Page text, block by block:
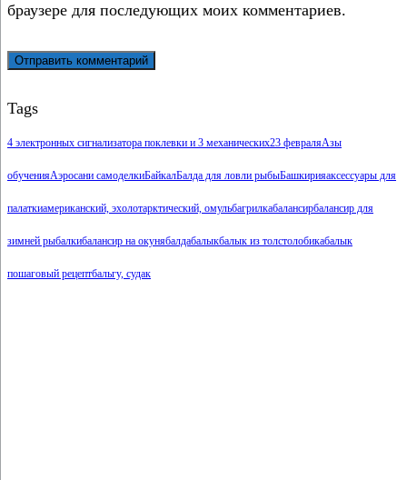
браузере для последующих моих комментариев.
Tags
4 электронных сигнализатора поклевки и 3 механических23 февраляАзы
обученияАэросани самоделкиБайкалБалда для ловли рыбыБашкирияаксессуары для
палаткиамериканский, эхолотарктический, омульбагрилкабалансирбалансир для
зимней рыбалкибалансир на окунябалдабалыкбалык из толстолобикабалык
пошаговый рецептбальгу, судак